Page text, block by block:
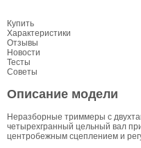
Купить
Характеристики
Отзывы
Новости
Тесты
Советы
Описание модели
Неразборные триммеры с
четырехгранный цельный вал
центробежным сцеплением и